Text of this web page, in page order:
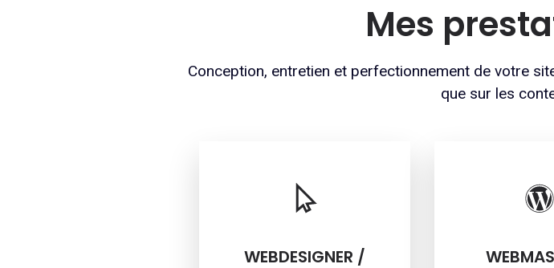
Mes
Conception, entretien et perfectionnement de votre
que sur les
WEBDESIGNER /